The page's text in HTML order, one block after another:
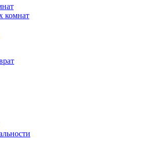
комнат